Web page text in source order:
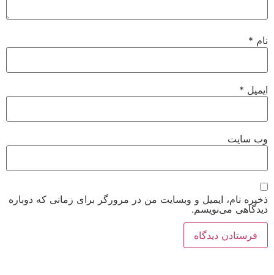
نام *
ایمیل *
وب‌ سایت
ذخیره نام، ایمیل و وبسایت من در مرورگر برای زمانی که دوباره
دیدگاهی می‌نویسم.